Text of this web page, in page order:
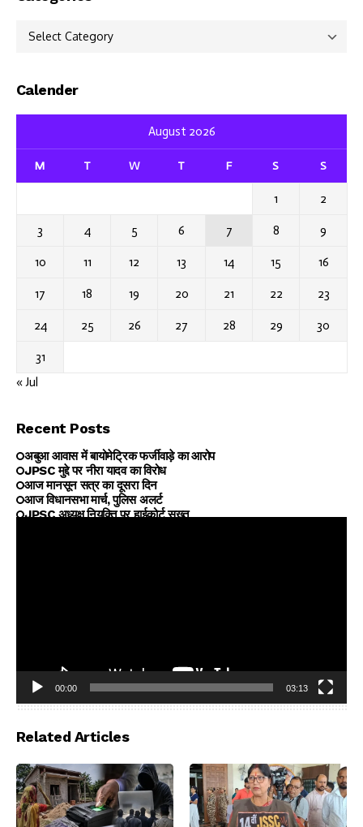
Categories
Calender
August 2026
M T W T F S S
1 2
3 4 5 6 7 8 9
10 11 12 13 14 15 16
17 18 19 20 21 22 23
24 25 26 27 28 29 30
31
« Jul
Recent Posts
अबुआ आवास में बायोमेट्रिक फर्जीवाड़े का आरोप
JPSC मुद्दे पर नीरा यादव का विरोध
आज मानसून सत्र का दूसरा दिन
आज विधानसभा मार्च, पुलिस अलर्ट
JPSC अध्यक्ष नियुक्ति पर हाईकोर्ट सख्त
Player
00:00 03:13
Related Articles